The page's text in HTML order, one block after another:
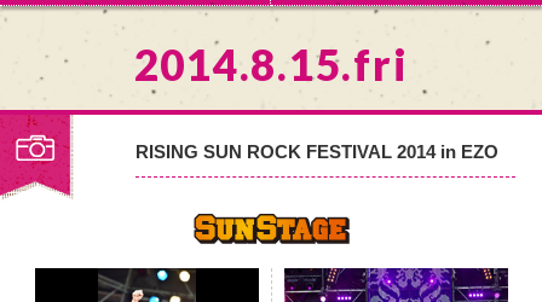
2014.8.15.fri
RISING SUN ROCK FESTIVAL 2014 in EZO
PHOTO